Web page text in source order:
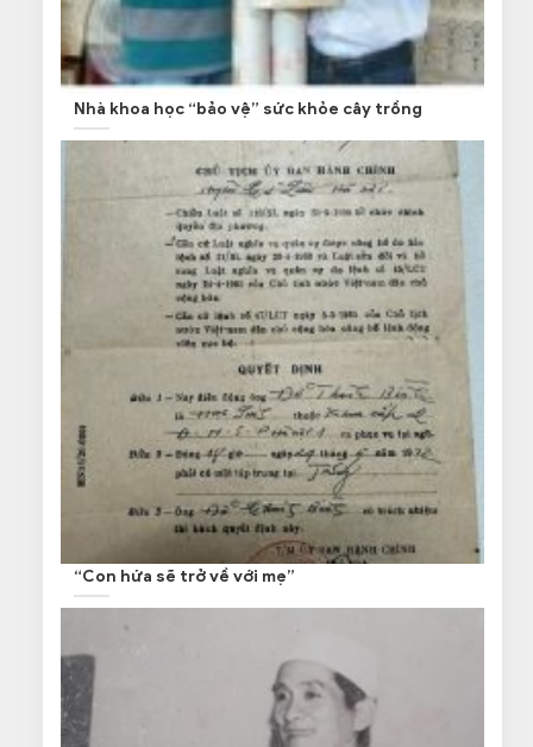
Nhà khoa học “bảo vệ” sức khỏe cây trồng
“Con hứa sẽ trở về với mẹ”